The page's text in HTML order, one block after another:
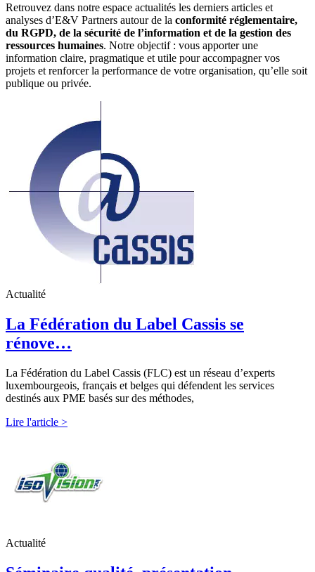
Retrouvez dans notre espace actualités les derniers articles et
analyses d’E&V Partners autour de la conformité réglementaire,
du RGPD, de la sécurité de l’information et de la gestion des
ressources humaines. Notre objectif : vous apporter une
information claire, pragmatique et utile pour accompagner vos
projets et renforcer la performance de votre organisation, qu’elle soit
publique ou privée.
Actualité
La Fédération du Label Cassis se
rénove…
La Fédération du Label Cassis (FLC) est un réseau d’experts
luxembourgeois, français et belges qui défendent les services
destinés aux PME basés sur des méthodes,
Lire l'article >
Actualité